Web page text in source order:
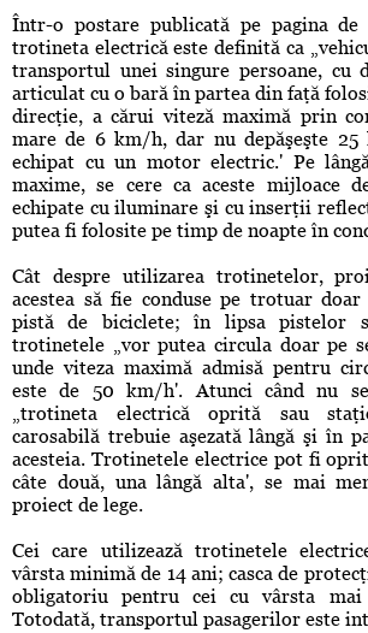
Într-o postare publicată pe pagina de
trotineta electrică este definită ca
transportul unei singure persoane, cu
articulat cu o bară în partea din faţă
direcţie, a cărui viteză maximă prin
mare de 6 km/h, dar nu depăşeşte
echipat cu un motor electric.' Pe
maxime, se cere ca aceste mijloace
echipate cu iluminare şi cu inserţii
putea fi folosite pe timp de noapte în
Cât despre utilizarea trotinetelor,
acestea să fie conduse pe trotuar
pistă de biciclete; în lipsa pistelor
trotinetele „vor putea circula doar pe
unde viteza maximă admisă pentru
este de 50 km/h'. Atunci când nu
„trotineta electrică oprită sau
carosabilă trebuie aşezată lângă şi în
acesteia. Trotinetele electrice pot fi
câte două, una lângă alta', se mai
proiect de lege.
Cei care utilizează trotinetele
vârsta minimă de 14 ani; casca de
obligatoriu pentru cei cu vârsta
Totodată, transportul pasagerilor este